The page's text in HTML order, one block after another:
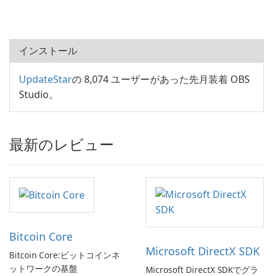
インストール
UpdateStarの 8,074 ユーザーがあった先月装着 OBS
Studio。
最新のレビュー
Bitcoin Core
Bitcoin Core:ビットコインネ
ットワークの基盤
Microsoft DirectX SDK
Microsoft DirectX SDKでグラ